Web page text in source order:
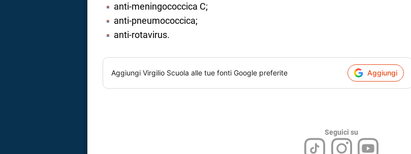
anti-meningococcica C;
anti-pneumococcica;
anti-rotavirus.
Aggiungi Virgilio Scuola alle tue fonti Google preferite Aggiungi
Seguici su